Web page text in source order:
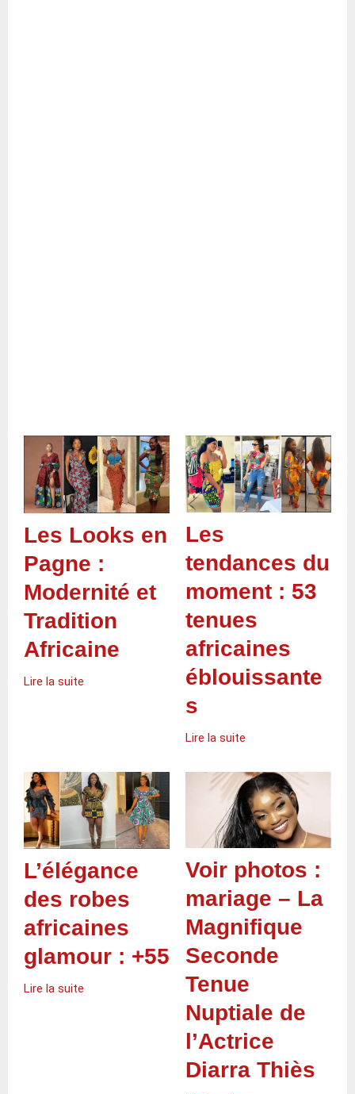
Les Looks en
Pagne :
Modernité et
Tradition
Africaine
Lire la suite
Les
tendances du
moment : 53
tenues
africaines
éblouissante
s
Lire la suite
L’élégance
des robes
africaines
glamour : +55
Lire la suite
Voir photos :
mariage – La
Magnifique
Seconde
Tenue
Nuptiale de
l’Actrice
Diarra Thiès